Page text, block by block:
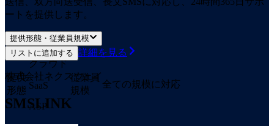
ートを提供します。
提供形態・従業員規模
提供
形態
クラウド
SaaS
ASP
従業員
規模
全ての規模に対応
リストに追加する 詳細を見る
株式会社ネクスウェイ
SMSLINK